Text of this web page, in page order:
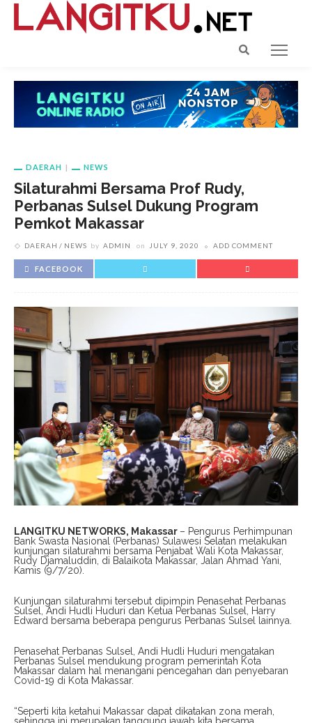
DAERAH NEWS
Silaturahmi Bersama Prof Rudy,
Perbanas Sulsel Dukung Program
Pemkot Makassar
DAERAH NEWS by ADMIN on JULY 9, 2020 ADD COMMENT
FACEBOOK
LANGITKU NETWORKS, Makassar – Pengurus Perhimpunan
Bank Swasta Nasional (Perbanas) Sulawesi Selatan melakukan
kunjungan silaturahmi bersama Penjabat Wali Kota Makassar,
Rudy Djamaluddin, di Balaikota Makassar, Jalan Ahmad Yani,
Kamis (9/7/20).
Kunjungan silaturahmi tersebut dipimpin Penasehat Perbanas
Sulsel, Andi Hudli Huduri dan Ketua Perbanas Sulsel, Harry
Edward bersama beberapa pengurus Perbanas Sulsel lainnya.
Penasehat Perbanas Sulsel, Andi Hudli Huduri mengatakan
Perbanas Sulsel mendukung program pemerintah Kota
Makassar dalam hal menangani pencegahan dan penyebaran
Covid-19 di Kota Makassar.
“Seperti kita ketahui Makassar dapat dikatakan zona merah,